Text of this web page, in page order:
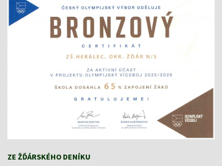
ZE ŽĎÁRSKÉHO DENÍKU